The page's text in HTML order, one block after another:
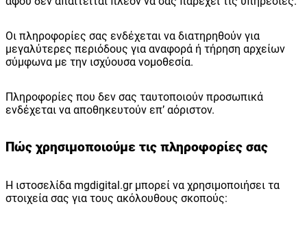
Οι πληροφορίες σας ενδέχεται να διατηρηθούν για
μεγαλύτερες περιόδους για αναφορά ή τήρηση αρχείων
σύμφωνα με την ισχύουσα νομοθεσία.
Πληροφορίες που δεν σας ταυτοποιούν προσωπικά
ενδέχεται να αποθηκευτούν επ’ αόριστον.
Πώς χρησιμοποιούμε τις πληροφορίες σας
Η ιστοσελίδα mgdigital.gr μπορεί να χρησιμοποιήσει τα
στοιχεία σας για τους ακόλουθους σκοπούς: